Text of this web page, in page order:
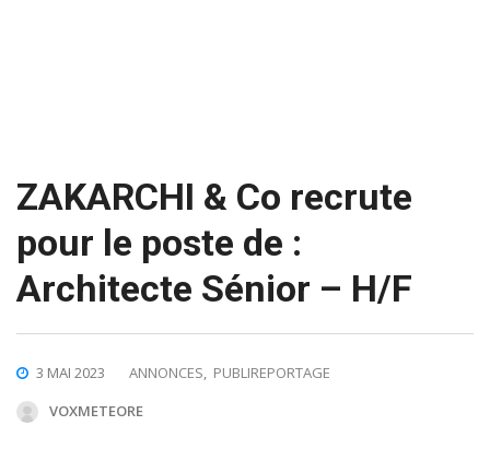
ZAKARCHI & Co recrute
pour le poste de :
Architecte Sénior – H/F
3 MAI 2023 ANNONCES, PUBLIREPORTAGE
VOXMETEORE